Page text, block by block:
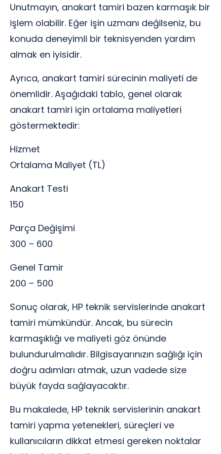
Unutmayın, anakart tamiri bazen karmaşık bir
işlem olabilir. Eğer işin uzmanı değilseniz, bu
konuda deneyimli bir teknisyenden yardım
almak en iyisidir.
Ayrıca, anakart tamiri sürecinin maliyeti de
önemlidir. Aşağıdaki tablo, genel olarak
anakart tamiri için ortalama maliyetleri
göstermektedir:
Hizmet
Ortalama Maliyet (TL)
Anakart Testi
150
Parça Değişimi
300 – 600
Genel Tamir
200 – 500
Sonuç olarak, HP teknik servislerinde anakart
tamiri mümkündür. Ancak, bu sürecin
karmaşıklığı ve maliyeti göz önünde
bulundurulmalıdır. Bilgisayarınızın sağlığı için
doğru adımları atmak, uzun vadede size
büyük fayda sağlayacaktır.
Bu makalede, HP teknik servislerinin anakart
tamiri yapma yetenekleri, süreçleri ve
kullanıcıların dikkat etmesi gereken noktalar